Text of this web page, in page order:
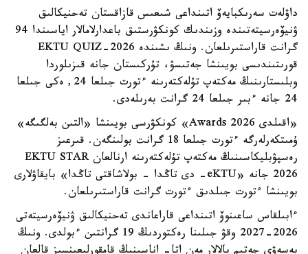
داۋلەت سەرىكبايەۆ اتىنداعى شىعىس قازاقستان تەحنيكالىق
ۋنيۆەرسيتەتىندە وزىندىك كونكۋرستىق باعدارلامالار اياسىندا 94
گرانت قاراستىرىلعان. ونىڭ ىشىندە EKTU QUIZ-2026
قورىتىندىسى بويىنشا جەتىسۋ، تۇركىستان جانە قىزىلوردا
وبلىستارىنىڭ مەكتەپ تۇلەكتەرىنە ءتورت جىلعا 24, ەكى جىلعا
24 جانە ءبىر جىلعا 24 گرانت بەرىلەدى.
«اقىلدى Awards 2026» كونكۋرسى بويىنشا «التىن بەلگىگە»
ۇمىتكەرلەرگە ءتورت جىلعا 18 گرانت بولىنگەن. قىرعىز
رەسپۋبليكاسىنىڭ مەكتەپ تۇلەكتەرىنە ارنالعان EKTU STAR
2026 جانە «eKTU- دى تاڭدا - بولاشاقتى تاڭدا» بايقاۋلارى
بويىنشا ءتورت جىلدىق ءتورت گرانت قاراستىرىلعان.
ءابىلقاس ساعىنوۆ اتىنداعى قاراعاندى تەحنيكالىق ۋنيۆەرسيتەتى
2026-2027 وقۋ جىلىنا رەكتوردىڭ 19 گرانتىن ءبولدى. ونىڭ